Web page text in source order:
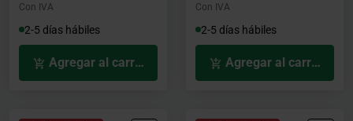
Con IVA
2-5 días hábiles
Agregar al carrito
Con IVA
2-5 días hábiles
Agregar al carrito